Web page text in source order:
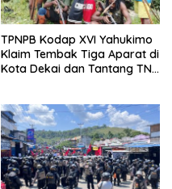
TPNPB Kodap XVI Yahukimo
Klaim Tembak Tiga Aparat di
Kota Dekai dan Tantang TNI-